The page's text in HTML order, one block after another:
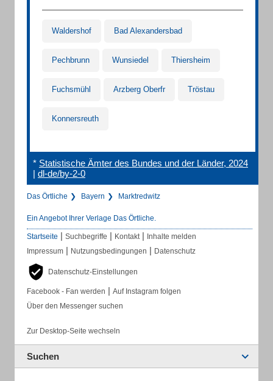
Waldershof Bad Alexandersbad
Pechbrunn Wunsiedel Thiersheim
Fuchsmühl Arzberg Oberfr Tröstau
Konnersreuth
* Statistische Ämter des Bundes und der Länder, 2024
| dl-de/by-2-0
Das Örtliche Bayern Marktredwitz
Ein Angebot Ihrer Verlage Das Örtliche.
Startseite | Suchbegriffe | Kontakt | Inhalte melden
Impressum | Nutzungsbedingungen | Datenschutz
Datenschutz-Einstellungen
Facebook - Fan werden | Auf Instagram folgen
Über den Messenger suchen
Zur Desktop-Seite wechseln
Suchen